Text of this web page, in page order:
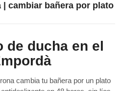
cambiar bañera por plato
de ducha en el
cambia tu bañera por un plato